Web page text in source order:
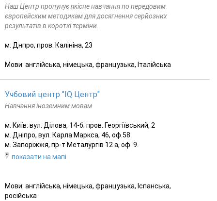
Наш Центр пропунує якісне навчання по передовим
європейским методикам для досягнення серйозних
результатів в короткі терміни.
м. Днпро, пров. Калініна, 23
Мови: англійська, німецька, французька, Італійська
Учбовий центр "IQ Центр"
Навчання іноземним мовам
м. Київ: вул. Ділова, 14-б; пров. Георгіївський, 2
м. Дніпро, вул. Карла Маркса, 46, оф.58
м. Запоріжжя, пр-т Металургів 12 а, оф. 9.
показати на мапі
Мови: англійська, німецька, французька, Іспанська,
російська